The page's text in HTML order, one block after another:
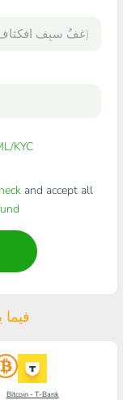
KYC
and accept all
Bitcoin - T-Bank